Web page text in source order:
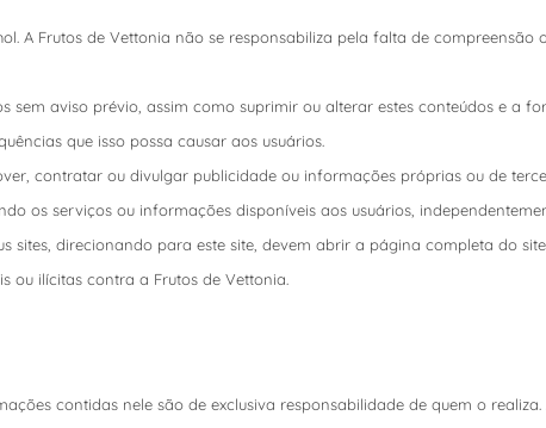
A Frutos de Vettonia não se responsabiliza pela falta de
sem aviso prévio, assim como suprimir ou alterar estes conteúdos e a
que isso possa causar aos usuários.
contratar ou divulgar publicidade ou informações próprias ou de
os serviços ou informações disponíveis aos usuários,
sites, direcionando para este site, devem abrir a página completa do
ou ilícitas contra a Frutos de Vettonia.
contidas nele são de exclusiva responsabilidade de quem o